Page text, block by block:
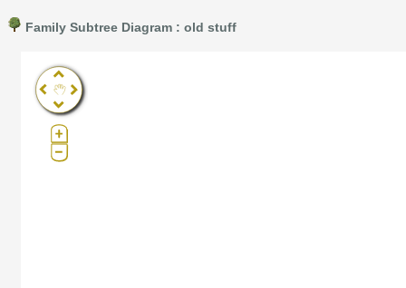
Family Subtree Diagram : old stuff